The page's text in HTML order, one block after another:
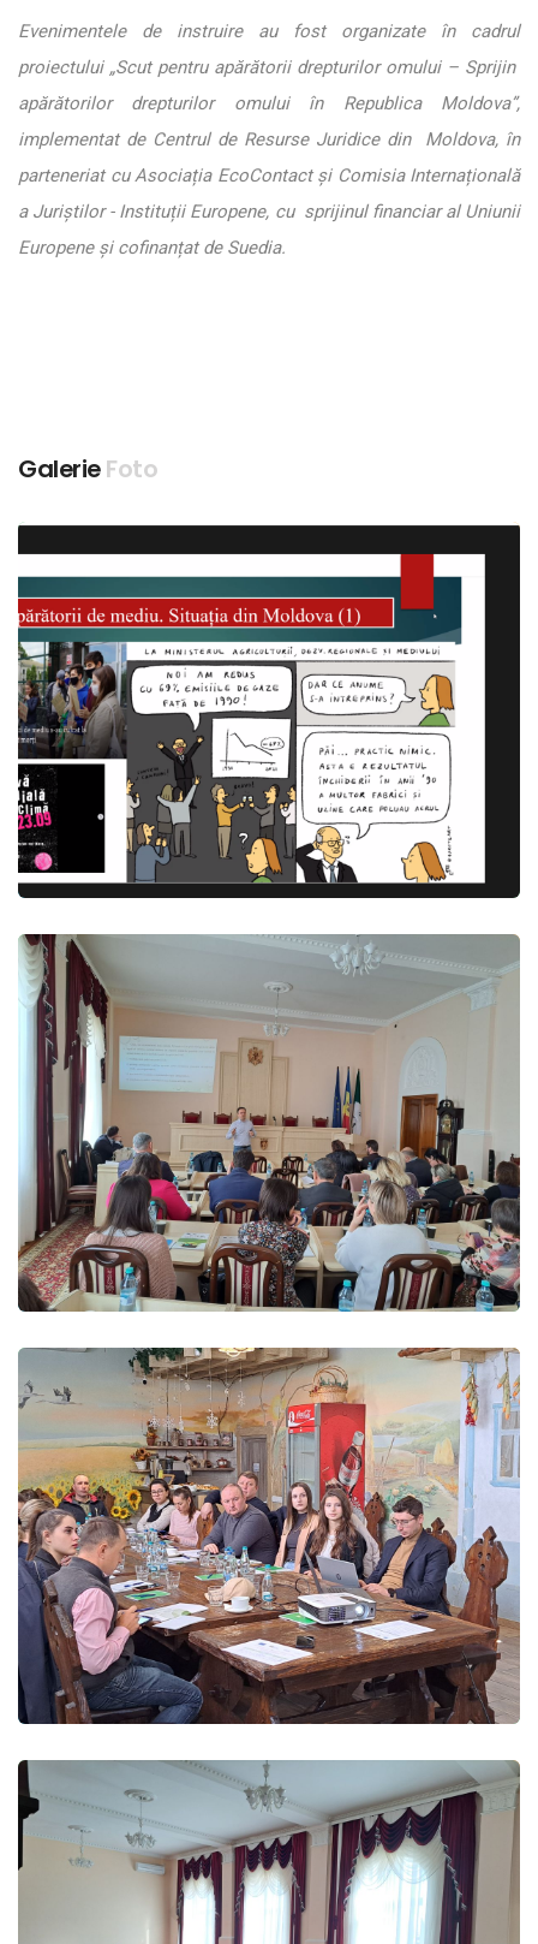
Evenimentele de instruire au fost organizate în cadrul
proiectului „Scut pentru apărătorii drepturilor omului – Sprijin
apărătorilor drepturilor omului în Republica Moldova”,
implementat de Centrul de Resurse Juridice din Moldova, în
parteneriat cu Asociația EcoContact și Comisia Internațională
a Juriștilor - Instituții Europene, cu sprijinul financiar al Uniunii
Europene și cofinanțat de Suedia.
GalerieFoto